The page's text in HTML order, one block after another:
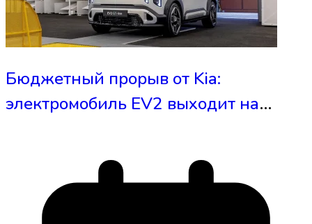
Бюджетный прорыв от Kia:
электромобиль EV2 выходит на